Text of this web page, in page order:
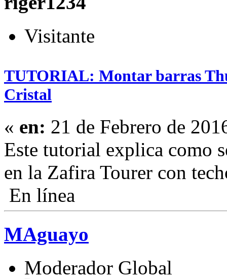
Visitante
TUTORIAL: Montar barras
Cristal
« en: 21 de Febrero de
Este tutorial explica como
en la Zafira Tourer con
En línea
MAguayo
Moderador Global